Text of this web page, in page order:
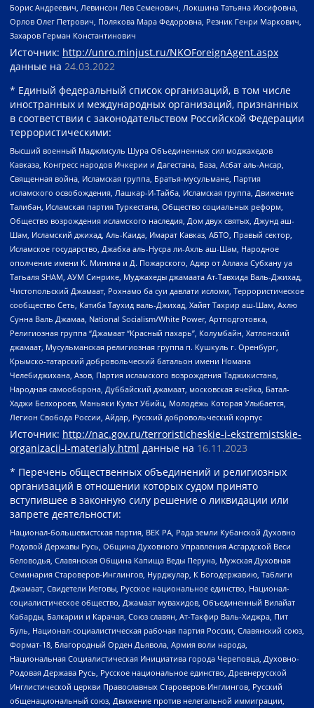
Борис Андреевич, Левинсон Лев Семенович, Локшина Татьяна Иосифовна,
Орлов Олег Петрович, Полякова Мара Федоровна, Резник Генри Маркович,
Захаров Герман Константинович
Источник: http://unro.minjust.ru/NKOForeignAgent.aspx
данные на 24.03.2022
* Единый федеральный список организаций, в том числе
иностранных и международных организаций, признанных
в соответствии с законодательством Российской Федерации
террористическими:
Высший военный Маджлисуль Шура Объединенных сил моджахедов
Кавказа, Конгресс народов Ичкерии и Дагестана, База, Асбат аль-Ансар,
Священная война, Исламская группа, Братья-мусульмане, Партия
исламского освобождения, Лашкар-И-Тайба, Исламская группа, Движение
Талибан, Исламская партия Туркестана, Общество социальных реформ,
Общество возрождения исламского наследия, Дом двух святых, Джунд аш-
Шам, Исламский джихад, Аль-Каида, Имарат Кавказ, АБТО, Правый сектор,
Исламское государство, Джабха аль-Нусра ли-Ахль аш-Шам, Народное
ополчение имени К. Минина и Д. Пожарского, Аджр от Аллаха Субхану уа
Тагьаля SHAM, АУМ Синрике, Муджахеды джамаата Ат-Тавхида Валь-Джихад,
Чистопольский Джамаат, Рохнамо ба суи давлати исломи, Террористическое
сообщество Сеть, Катиба Таухид валь-Джихад, Хайят Тахрир аш-Шам, Ахлю
Сунна Валь Джамаа, National Socialism/White Power, Артподготовка,
Религиозная группа “Джамаат “Красный пахарь”, Колумбайн, Хатлонский
джамаат, Мусульманская религиозная группа п. Кушкуль г. Оренбург,
Крымско-татарский добровольческий батальон имени Номана
Челебиджихана, Азов, Партия исламского возрождения Таджикистана,
Народная самооборона, Дуббайский джамаат, московская ячейка, Батал-
Хаджи Белхороев, Маньяки Культ Убийц, Молодёжь Которая Улыбается,
Легион Свобода России, Айдар, Русский добровольческий корпус
Источник: http://nac.gov.ru/terroristicheskie-i-ekstremistskie-
organizacii-i-materialy.html данные на 16.11.2023
* Перечень общественных объединений и религиозных
организаций в отношении которых судом принято
вступившее в законную силу решение о ликвидации или
запрете деятельности:
Национал-большевистская партия, ВЕК РА, Рада земли Кубанской Духовно
Родовой Державы Русь, Община Духовного Управления Асгардской Веси
Беловодья, Славянская Община Капища Веды Перуна, Мужская Духовная
Семинария Староверов-Инглингов, Нурджулар, К Богодержавию, Таблиги
Джамаат, Свидетели Иеговы, Русское национальное единство, Национал-
социалистическое общество, Джамаат мувахидов, Объединенный Вилайат
Кабарды, Балкарии и Карачая, Союз славян, Ат-Такфир Валь-Хиджра, Пит
Буль, Национал-социалистическая рабочая партия России, Славянский союз,
Формат-18, Благородный Орден Дьявола, Армия воли народа,
Национальная Социалистическая Инициатива города Череповца, Духовно-
Родовая Держава Русь, Русское национальное единство, Древнерусской
Инглистической церкви Православных Староверов-Инглингов, Русский
общенациональный союз, Движение против нелегальной иммиграции,